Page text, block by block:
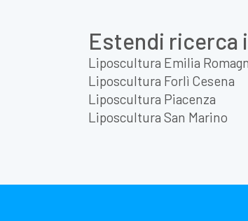
Estendi ricerca
Liposcultura Emilia
Liposcultura Forlì Cesena
Liposcultura Piacenza
Liposcultura San Marino